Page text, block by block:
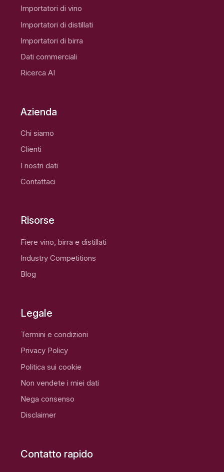
Importatori di vino
Importatori di distillati
Importatori di birra
Dati commerciali
Ricerca AI
Azienda
Chi siamo
Clienti
I nostri dati
Contattaci
Risorse
Fiere vino, birra e distillati
Industry Competitions
Blog
Legale
Termini e condizioni
Privacy Policy
Politica sui cookie
Non vendete i miei dati
Nega consenso
Disclaimer
Contatto rapido